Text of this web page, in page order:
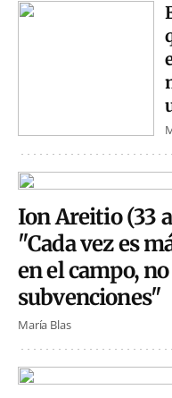
Ion Areitio (33
"Cada vez es
en el campo,
subvenciones"
María Blas